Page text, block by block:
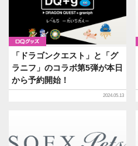
グッズ
「ドラゴンクエスト」と「グ
ラニフ」のコラボ第5弾が本日
から予約開始！
2024.05.13